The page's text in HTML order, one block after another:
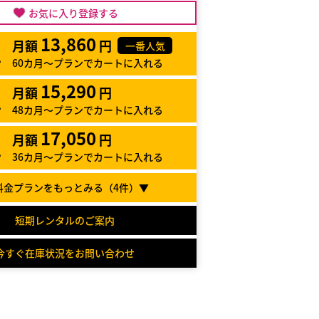
お気に入り登録する
月額 13,860 円
一番人気
60カ月～プランでカートに入れる
月額 15,290 円
48カ月～プランでカートに入れる
月額 17,050 円
36カ月～プランでカートに入れる
プランをもっとみる（4件）▼
短期レンタルのご案内
すぐ在庫状況をお問い合わせ